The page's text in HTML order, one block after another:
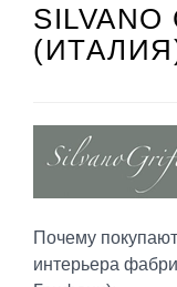
SILVANO
Почему
интерьера